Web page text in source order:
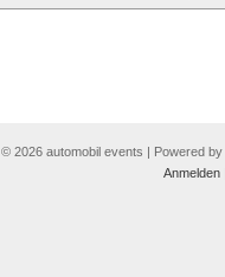
© 2026 automobil events | Powered by
Anmelden|